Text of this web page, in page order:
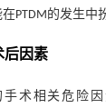
PTDM的发生中
后因素
手术相关危险